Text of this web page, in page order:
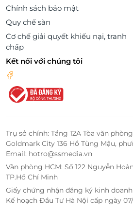
Chính sách bảo mật
Quy chế sàn
Cơ chế giải quyết khiếu nại, tranh
chấp
Kết nối với chúng tôi
Trụ sở chính: Tầng 12A Tòa văn
Goldmark City 136 Hồ Tùng Mậu,
Email: hotro@ssmedia.vn
Văn phòng HCM: Số 122 Nguyễn
TP.Hồ Chí Minh
Giấy chứng nhận đăng ký kinh doanh
Kế hoạch Đầu Tư Hà Nội cấp ngày